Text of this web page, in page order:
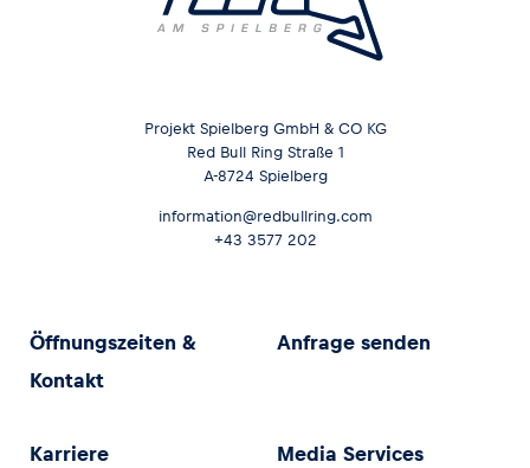
Projekt Spielberg GmbH & CO KG
Red Bull Ring Straße 1
A-8724 Spielberg
information@redbullring.com
+43 3577 202
Öffnungszeiten &
Kontakt
Anfrage senden
Karriere Media Services